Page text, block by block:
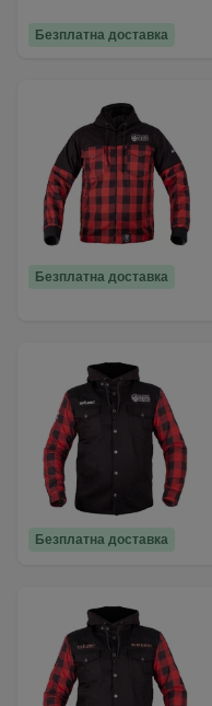
Безплатна доставка
Безплатна доставка
Безплатна доставка